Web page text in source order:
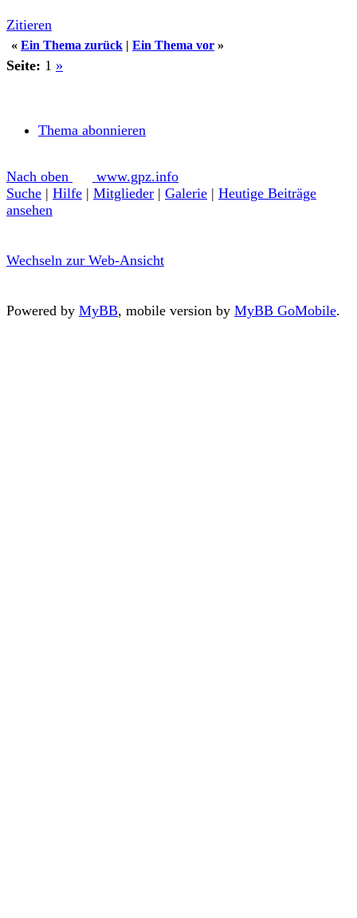
Zitieren
« Ein Thema zurück | Ein Thema vor »
Seite: 1 »
Thema abonnieren
Nach oben
www.gpz.info
Suche | Hilfe | Mitglieder | Galerie | Heutige Beiträge
ansehen
Wechseln zur Web-Ansicht
Powered by MyBB, mobile version by MyBB GoMobile.